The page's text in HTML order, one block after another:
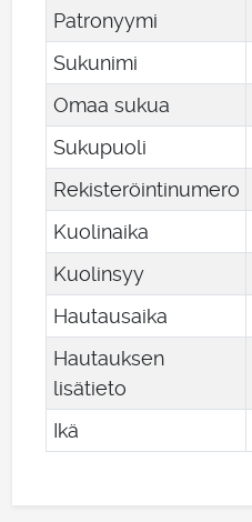
Patronyymi
Sukunimi
Omaa sukua
Sukupuoli
Rekisteröintinumero
Kuolinaika
Kuolinsyy
Hautausaika
Hautauksen
lisätieto
Ikä